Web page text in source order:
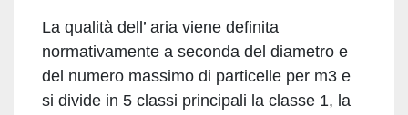
La qualità dell’ aria viene definita
normativamente a seconda del diametro e
del numero massimo di particelle per m3 e
si divide in 5 classi principali la classe 1, la